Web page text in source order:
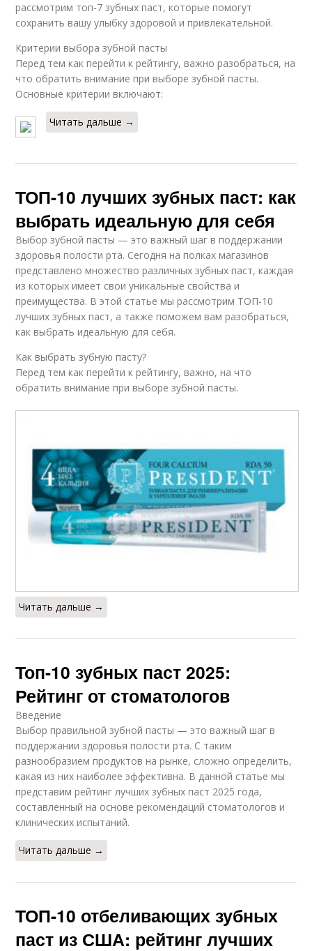
рассмотрим топ-7 зубных паст, которые помогут
сохранить вашу улыбку здоровой и привлекательной.
Критерии выбора зубной пасты
Перед тем как перейти к рейтингу, важно разобраться, на
что обратить внимание при выборе зубной пасты.
Основные критерии включают:
Читать дальше →
ТОП-10 лучших зубных паст: как
выбрать идеальную для себя
Выбор зубной пасты — это важный шаг в поддержании
здоровья полости рта. Сегодня на полках магазинов
представлено множество различных зубных паст, каждая
из которых имеет свои уникальные свойства и
преимущества. В этой статье мы рассмотрим ТОП-10
лучших зубных паст, а также поможем вам разобраться,
как выбрать идеальную для себя.
Как выбрать зубную пасту?
Перед тем как перейти к рейтингу, важно, на что
обратить внимание при выборе зубной пасты.
Читать дальше →
Топ-10 зубных паст 2025:
Рейтинг от стоматологов
Введение
Выбор правильной зубной пасты — это важный шаг в
поддержании здоровья полости рта. С таким
разнообразием продуктов на рынке, сложно определить,
какая из них наиболее эффективна. В данной статье мы
представим рейтинг лучших зубных паст 2025 года,
составленный на основе рекомендаций стоматологов и
клинических испытаний.
Читать дальше →
ТОП-10 отбеливающих зубных
паст из США: рейтинг лучших